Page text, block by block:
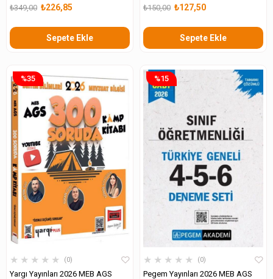
Çözümlü 10 Branş Deneme
₺226,85
₺349,00
Sepete Ekle
Öğretmenliği 5 Deneme
₺127,50
₺150,00
Sepete Ekle
★ ★ ★ ★ ★ 0
Yargı Yayınları 2026 MEB AGS
%35
★ ★ ★ ★ ★ 0
Pegem Yayınları 2026 MEB AGS
%15